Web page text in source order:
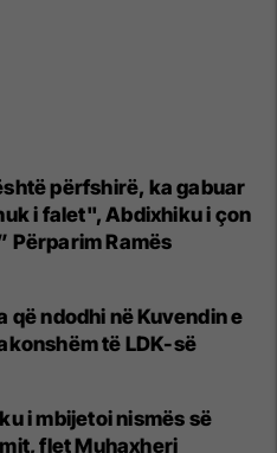
përfshirë, ka gabuar
i falet", Abdixhiku i çon
Përparim Ramës
që ndodhi në Kuvendin e
të LDK-së
i mbijetoi nismës së
flet Muhaxheri